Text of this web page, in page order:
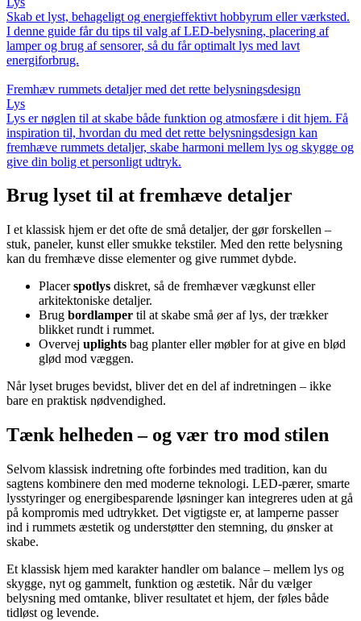
Skab et lyst, behageligt og energieffektivt hobbyrum eller værksted.
I denne guide får du tips til valg af LED-belysning, placering af
lamper og brug af sensorer, så du får optimalt lys med lavt
energiforbrug.
Fremhæv rummets detaljer med det rette belysningsdesign
Lys
Lys er nøglen til at skabe både funktion og atmosfære i dit hjem. Få
inspiration til, hvordan du med det rette belysningsdesign kan
fremhæve rummets detaljer, skabe harmoni mellem lys og skygge og
give din bolig et personligt udtryk.
Brug lyset til at fremhæve detaljer
I et klassisk hjem er det ofte de små detaljer, der gør forskellen –
stuk, paneler, kunst eller smukke tekstiler. Med den rette belysning
kan du fremhæve disse elementer og give rummet dybde.
Placerspotlys diskret, så de fremhæver vægkunst eller
arkitektoniske detaljer.
Brug bordlamper til at skabe små øer af lys, der trækker
blikket rundt i rummet.
Overvej uplights bag planter eller møbler for at give en blød
glød mod væggen.
Når lyset bruges bevidst, bliver det en del af indretningen – ikke
bare en praktisk nødvendighed.
Tænk helheden – og vær tro mod stilen
Selvom klassisk indretning ofte forbindes med tradition, kan du
sagtens kombinere den med moderne teknologi. LED-pærer, smarte
lysstyringer og energibesparende løsninger kan integreres uden at gå
på kompromis med udtrykket. Det vigtigste er, at lamperne passer
ind i rummets æstetik og understøtter den stemning, du ønsker at
skabe.
Et klassisk hjem med karakter handler om balance – mellem lys og
skygge, nyt og gammelt, funktion og æstetik. Når du vælger
belysning med omtanke, bliver resultatet et hjem, der føles både
tidløst og levende.